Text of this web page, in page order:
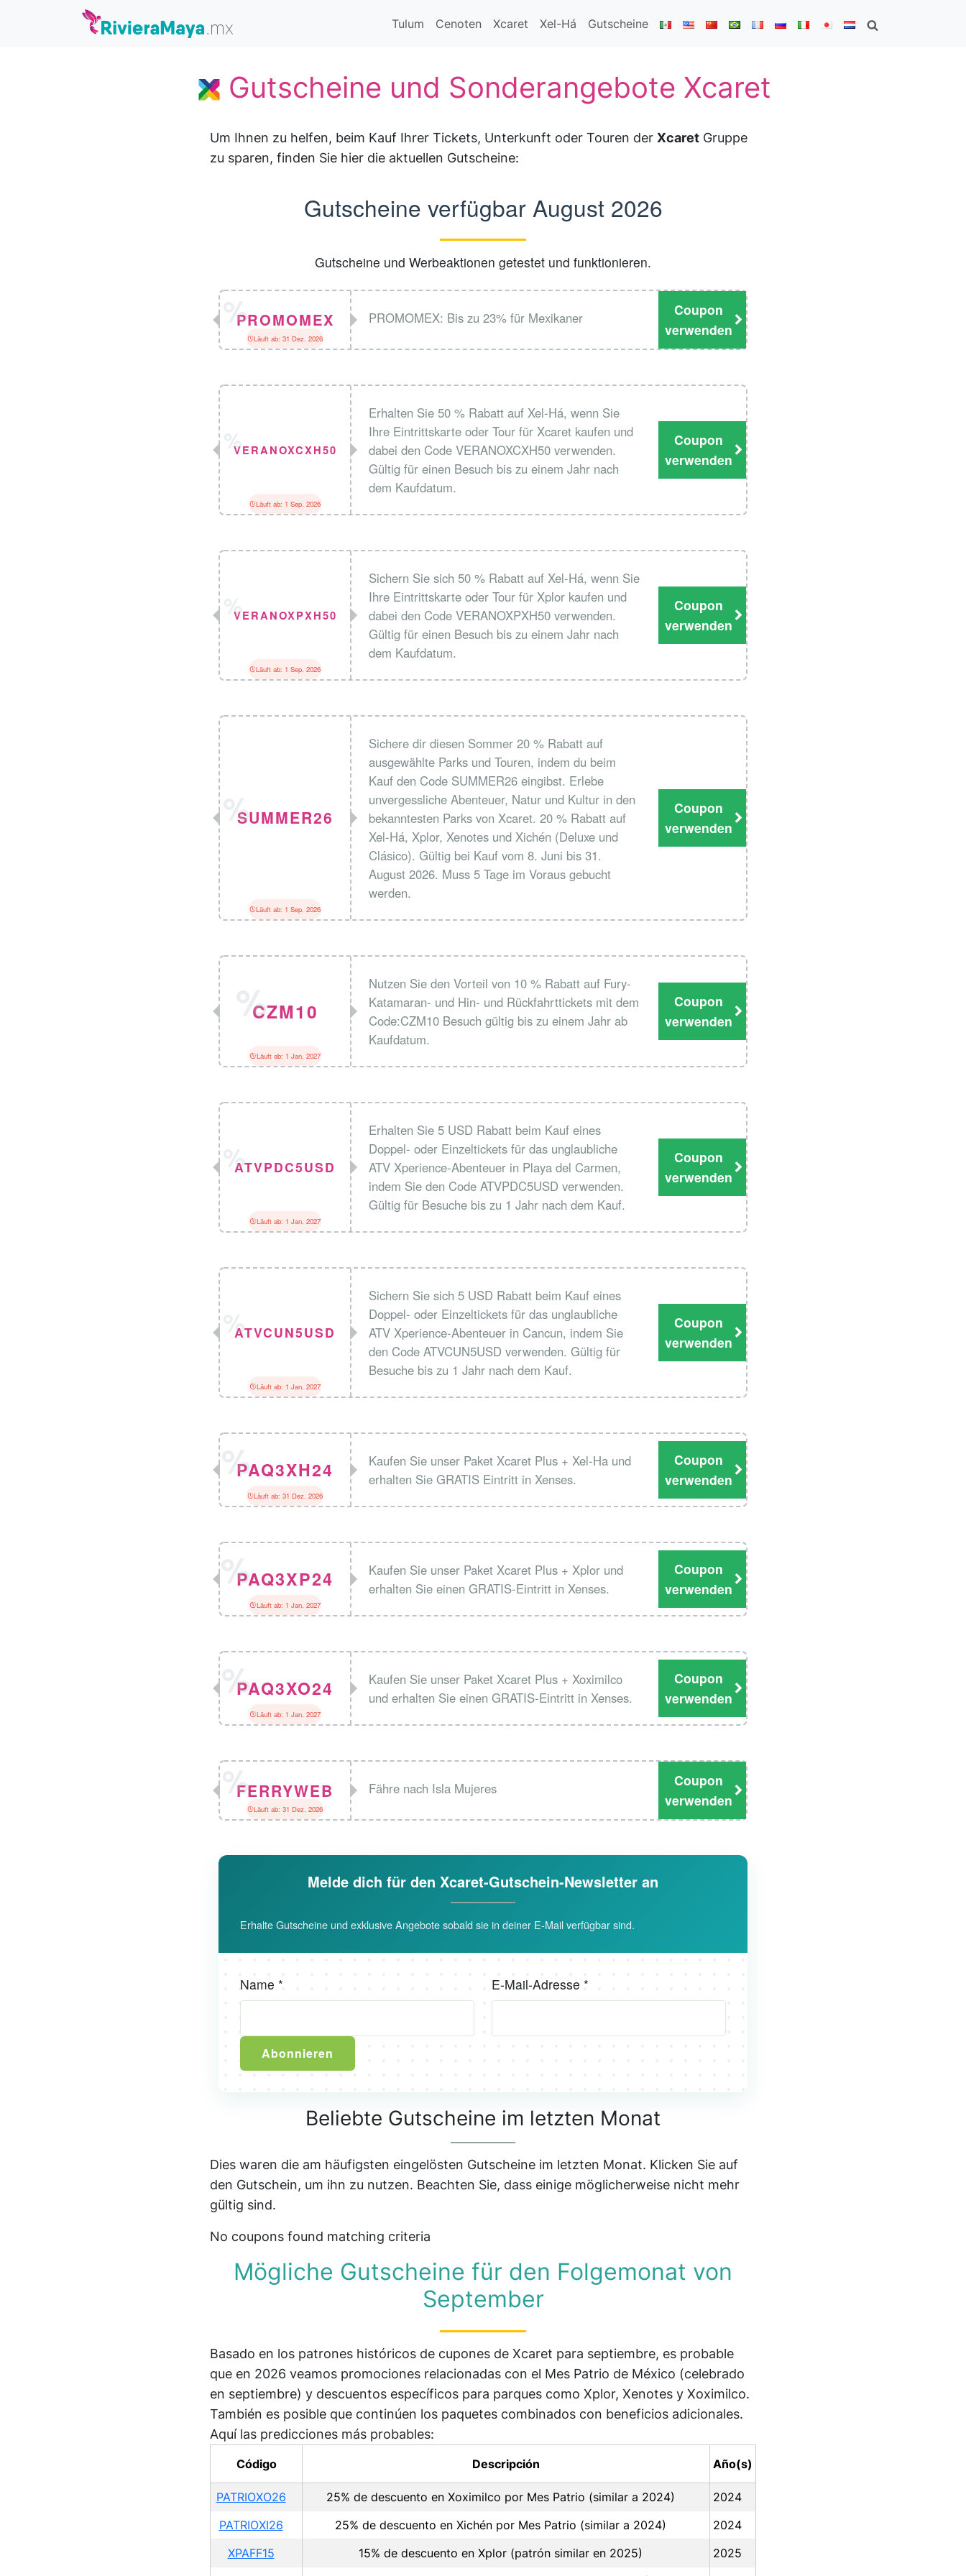
Tulum Cenoten Xcaret Xel-Há Gutscheine
Gutscheine und Sonderangebote Xcaret
Um Ihnen zu helfen, beim Kauf Ihrer Tickets, Unterkunft oder Touren der Xcaret Gruppe
zu sparen, finden Sie hier die aktuellen Gutscheine:
Gutscheine verfügbar August 2026
Gutscheine und Werbeaktionen getestet und funktionieren.
Läuft ab: 31 Dez. 2026
PROMOMEX PROMOMEX: Bis zu 23% für Mexikaner
Coupon
verwenden
Läuft ab: 1 Sep. 2026
VERANOXCXH50
Erhalten Sie 50 % Rabatt auf Xel-Há, wenn Sie
Ihre Eintrittskarte oder Tour für Xcaret kaufen und
dabei den Code VERANOXCXH50 verwenden.
Gültig für einen Besuch bis zu einem Jahr nach
dem Kaufdatum.
Coupon
verwenden
Läuft ab: 1 Sep. 2026
VERANOXPXH50
Sichern Sie sich 50 % Rabatt auf Xel-Há, wenn Sie
Ihre Eintrittskarte oder Tour für Xplor kaufen und
dabei den Code VERANOXPXH50 verwenden.
Gültig für einen Besuch bis zu einem Jahr nach
dem Kaufdatum.
Coupon
verwenden
Läuft ab: 1 Sep. 2026
SUMMER26
Sichere dir diesen Sommer 20 % Rabatt auf
ausgewählte Parks und Touren, indem du beim
Kauf den Code SUMMER26 eingibst. Erlebe
unvergessliche Abenteuer, Natur und Kultur in den
bekanntesten Parks von Xcaret. 20 % Rabatt auf
Xel-Há, Xplor, Xenotes und Xichén (Deluxe und
Clásico). Gültig bei Kauf vom 8. Juni bis 31.
August 2026. Muss 5 Tage im Voraus gebucht
werden.
Coupon
verwenden
Läuft ab: 1 Jan. 2027
CZM10
Nutzen Sie den Vorteil von 10 % Rabatt auf Fury-
Katamaran- und Hin- und Rückfahrttickets mit dem
Code:CZM10 Besuch gültig bis zu einem Jahr ab
Kaufdatum.
Coupon
verwenden
Läuft ab: 1 Jan. 2027
ATVPDC5USD
Erhalten Sie 5 USD Rabatt beim Kauf eines
Doppel- oder Einzeltickets für das unglaubliche
ATV Xperience-Abenteuer in Playa del Carmen,
indem Sie den Code ATVPDC5USD verwenden.
Gültig für Besuche bis zu 1 Jahr nach dem Kauf.
Coupon
verwenden
Läuft ab: 1 Jan. 2027
ATVCUN5USD
Sichern Sie sich 5 USD Rabatt beim Kauf eines
Doppel- oder Einzeltickets für das unglaubliche
ATV Xperience-Abenteuer in Cancun, indem Sie
den Code ATVCUN5USD verwenden. Gültig für
Besuche bis zu 1 Jahr nach dem Kauf.
Coupon
verwenden
Läuft ab: 31 Dez. 2026
PAQ3XH24
Kaufen Sie unser Paket Xcaret Plus + Xel-Ha und
erhalten Sie GRATIS Eintritt in Xenses.
Coupon
verwenden
Läuft ab: 1 Jan. 2027
PAQ3XP24
Kaufen Sie unser Paket Xcaret Plus + Xplor und
erhalten Sie einen GRATIS-Eintritt in Xenses.
Coupon
verwenden
Läuft ab: 1 Jan. 2027
PAQ3XO24
Kaufen Sie unser Paket Xcaret Plus + Xoximilco
und erhalten Sie einen GRATIS-Eintritt in Xenses.
Coupon
verwenden
Läuft ab: 31 Dez. 2026
FERRYWEB Fähre nach Isla Mujeres
Coupon
verwenden
Melde dich für den Xcaret-Gutschein-Newsletter an
Erhalte Gutscheine und exklusive Angebote sobald sie in deiner E-Mail verfügbar sind.
Name * E-Mail-Adresse *
Abonnieren
Beliebte Gutscheine im letzten Monat
Dies waren die am häufigsten eingelösten Gutscheine im letzten Monat. Klicken Sie auf
den Gutschein, um ihn zu nutzen. Beachten Sie, dass einige möglicherweise nicht mehr
gültig sind.
No coupons found matching criteria
Mögliche Gutscheine für den Folgemonat von
September
Basado en los patrones históricos de cupones de Xcaret para septiembre, es probable
que en 2026 veamos promociones relacionadas con el Mes Patrio de México (celebrado
en septiembre) y descuentos específicos para parques como Xplor, Xenotes y Xoximilco.
También es posible que continúen los paquetes combinados con beneficios adicionales.
Aquí las predicciones más probables:
Código Descripción Año(s)
PATRIOXO26 25% de descuento en Xoximilco por Mes Patrio (similar a 2024)
2024
PATRIOXI26
25% de descuento en Xichén por Mes Patrio (similar a 2024)
2024
XPAFF15
15% de descuento en Xplor (patrón similar en 2025)
2025